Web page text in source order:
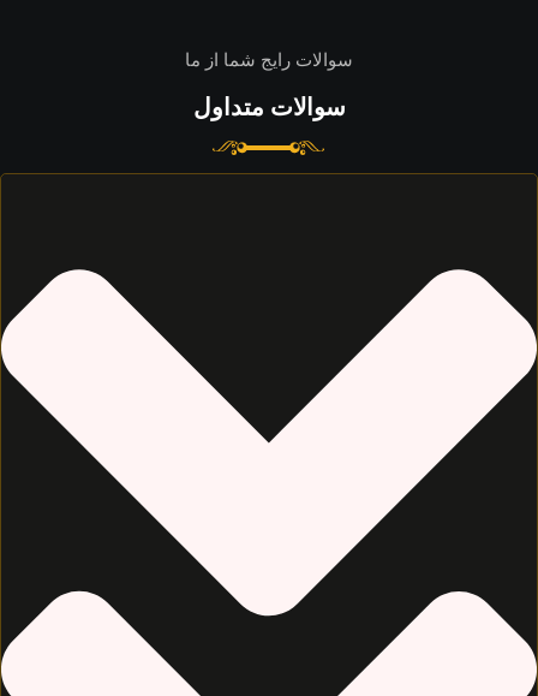
سوالات رایج شما از ما
سوالات متداول